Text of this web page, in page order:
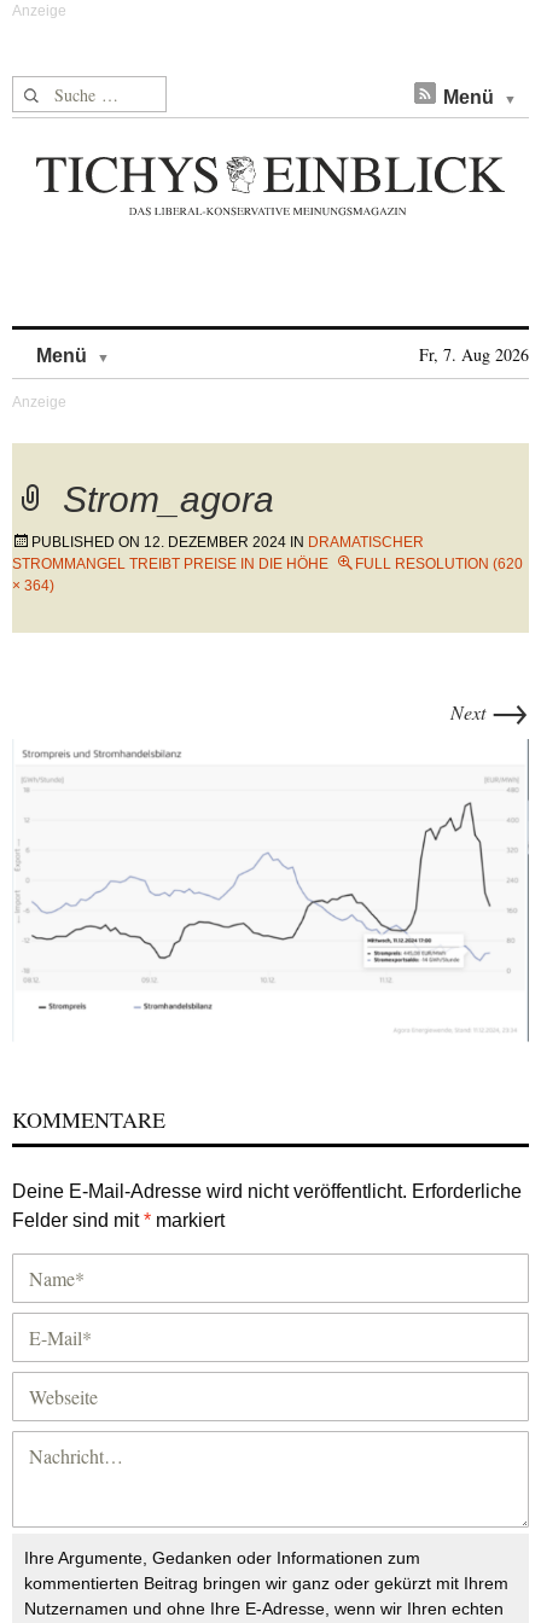
Suche nach: Menü
Menü Fr, 7. Aug 2026
Strom_agora
PUBLISHED ON 12. DEZEMBER 2024 IN DRAMATISCHER
STROMMANGEL TREIBT PREISE IN DIE HÖHE
FULL RESOLUTION (620
× 364)
Next →
KOMMENTARE
Deine E-Mail-Adresse wird nicht veröffentlicht. Erforderliche
Felder sind mit* markiert
Ihre Argumente, Gedanken oder Informationen zum
kommentierten Beitrag bringen wir ganz oder gekürzt mit Ihrem
Nutzernamen und ohne Ihre E-Adresse, wenn wir Ihren echten